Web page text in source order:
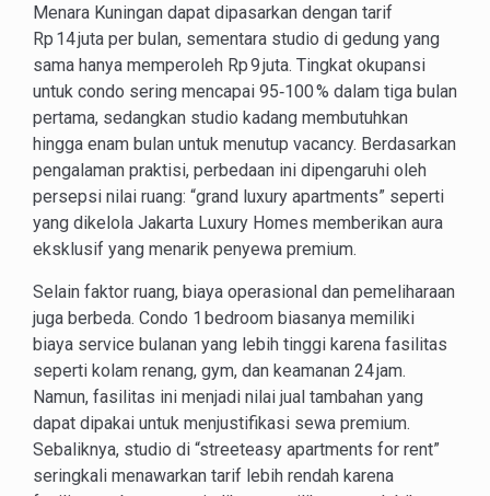
Menara Kuningan dapat dipasarkan dengan tarif
Rp 14 juta per bulan, sementara studio di gedung yang
sama hanya memperoleh Rp 9 juta. Tingkat okupansi
untuk condo sering mencapai 95‑100 % dalam tiga bulan
pertama, sedangkan studio kadang membutuhkan
hingga enam bulan untuk menutup vacancy. Berdasarkan
pengalaman praktisi, perbedaan ini dipengaruhi oleh
persepsi nilai ruang: “grand luxury apartments” seperti
yang dikelola Jakarta Luxury Homes memberikan aura
eksklusif yang menarik penyewa premium.
Selain faktor ruang, biaya operasional dan pemeliharaan
juga berbeda. Condo 1 bedroom biasanya memiliki
biaya service bulanan yang lebih tinggi karena fasilitas
seperti kolam renang, gym, dan keamanan 24 jam.
Namun, fasilitas ini menjadi nilai jual tambahan yang
dapat dipakai untuk menjustifikasi sewa premium.
Sebaliknya, studio di “streeteasy apartments for rent”
seringkali menawarkan tarif lebih rendah karena